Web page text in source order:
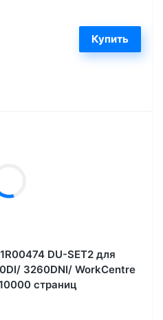
DU-SET2 для
3260DNI/ WorkCentre
страниц